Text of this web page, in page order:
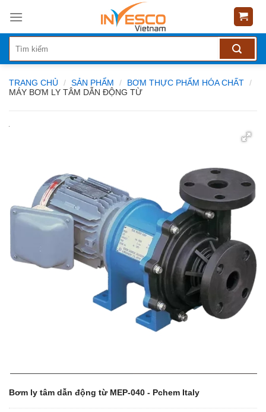
content
TRANG CHỦ / SẢN PHẨM / BƠM THỰC PHẨM HÓA CHẤT /
MÁY BƠM LY TÂM DẪN ĐỘNG TỪ
Bơm ly tâm dẫn động từ MEP-040 - Pchem Italy